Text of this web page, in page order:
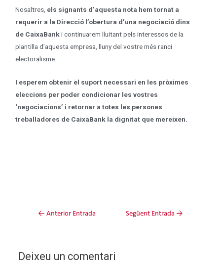
Nosaltres, els signants d’aquesta nota hem tornat a
requerir a la Direcció l’obertura d’una negociació dins
de CaixaBanki continuarem lluitant pels interessos de la
plantilla d’aquesta empresa, lluny del vostre més ranci
electoralisme.
I esperem obtenir el suport necessari en les pròximes
eleccions per poder condicionar les vostres
‘negociacions’ i retornar a totes les persones
treballadores de CaixaBank la dignitat que mereixen.
← Anterior Entrada Següent Entrada →
Deixeu un comentari